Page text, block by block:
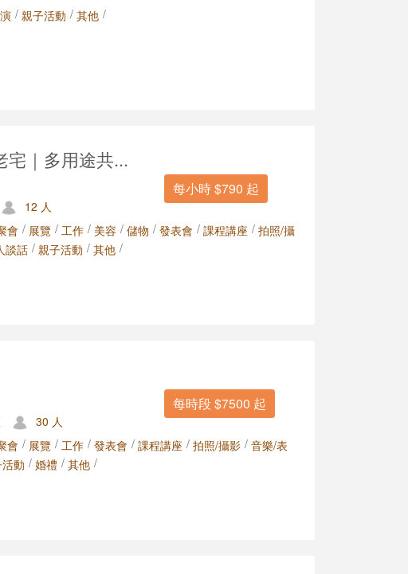
/ 親子活動 / 其他 /
宅｜多用途共...
每小時 $790 起
12 人
會 / 展覽 / 工作 / 美容 / 儲物 / 發表會 / 課程講座 / 拍照/攝
談話 / 親子活動 / 其他 /
每時段 $7500 起
30 人
會 / 展覽 / 工作 / 發表會 / 課程講座 / 拍照/攝影 / 音樂/表
動 / 婚禮 / 其他 /